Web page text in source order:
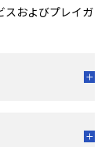
スおよびプレイガ